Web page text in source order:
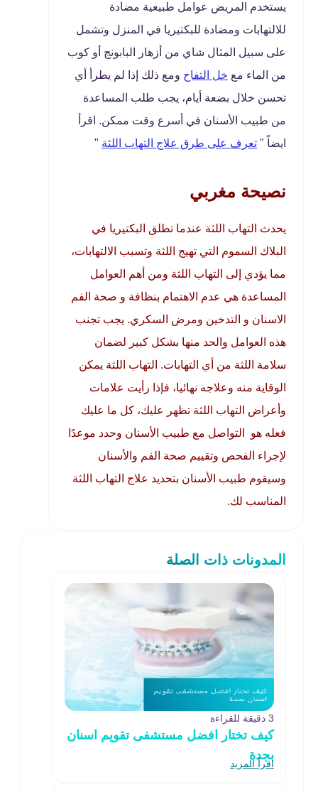
يستخدم المريض عوامل طبيعية مضادة
للالتهابات ومضادة للبكتيريا في المنزل وتشمل
على سبيل المثال شاي من أزهار البابونج أو كوب
من الماء مع خل التفاح ومع ذلك إذا لم يطرأ أي
تحسن خلال بضعة أيام، يجب طلب المساعدة
من طبيب الأسنان في أسرع وقت ممكن. اقرأ
ايضاً " تعرف على طرق علاج التهاب اللثة "
نصيحة مغربي
يحدث التهاب اللثة عندما تطلق البكتيريا في
البلاك السموم التي تهيج اللثة وتسبب الالتهابات،
مما يؤدي إلى التهاب اللثة ومن أهم العوامل
المساعدة هي عدم الاهتمام بنظافة و صحة الفم
الاسنان و التدخين ومرض السكري. يجب تجنب
هذه العوامل والحد منها بشكل كبير لضمان
سلامة اللثة من أي التهابات. التهاب اللثة يمكن
الوقاية منه وعلاجه نهائيا، فإذا رأيت علامات
وأعراض التهاب اللثة تظهر عليك، كل ما عليك
فعله هو التواصل مع طبيب الأسنان وحدد موعدًا
لإجراء الفحص وتقييم صحة الفم والأسنان
وسيقوم طبيب الأسنان بتحديد علاج التهاب اللثة
المناسب لك.
المدونات ذات الصلة
3 دقيقة للقراءة
كيف تختار افضل مستشفى تقويم اسنان
بجدة
اقرأ المزيد